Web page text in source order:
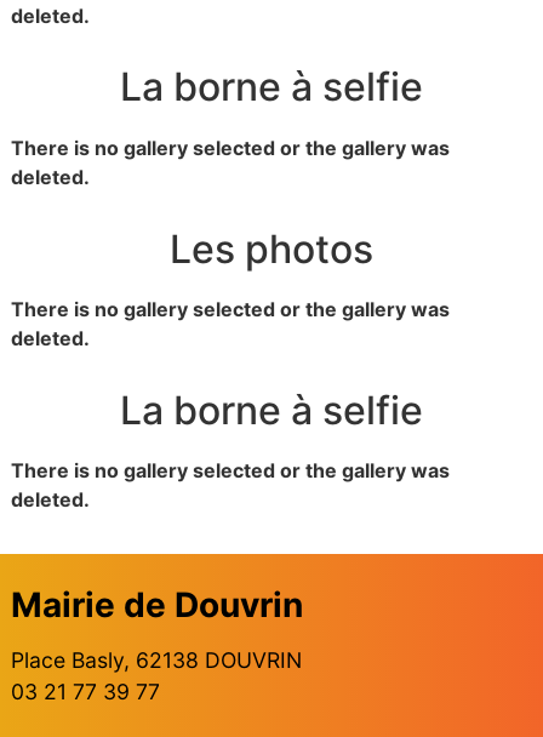
deleted.
La borne à selfie
There is no gallery selected or the gallery was
deleted.
Les photos
There is no gallery selected or the gallery was
deleted.
La borne à selfie
There is no gallery selected or the gallery was
deleted.
Mairie de Douvrin
Place Basly, 62138 DOUVRIN
03 21 77 39 77